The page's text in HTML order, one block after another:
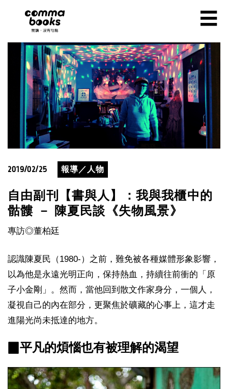
☰
2019/02/25 報導／人物
自由副刊【書與人】：我與我櫃中的
骷髏 － 陳夏民談《失物風景》
專訪◎董柏廷
認識陳夏民（1980-）之前，難免被各種媒體形象影響，
以為他是永遠光明正向，保持熱血，持續往前衝的「原
子小金剛」。然而，當他回到散文作家身分，一個人，
凝視自己的內在部分，更聚焦於礦藏的心事上，這才走
進陽光尚未抵達的地方。
▉平凡的煩惱也有被理解的渴望